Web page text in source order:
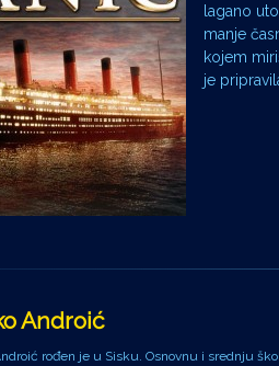
lagano
manje
kojem
je
Androić
rođen je u Sisku. Osnovnu i srednju